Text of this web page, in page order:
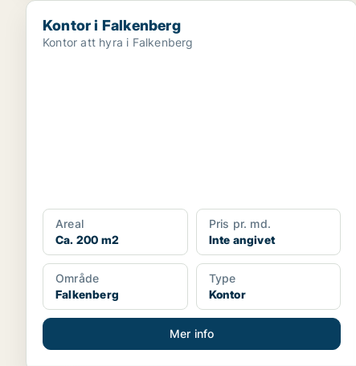
Kontor i Falkenberg
Kontor i Falkenberg
Kontor att hyra i Falkenberg
Areal
Ca. 200 m2
Pris pr. md.
Inte angivet
Område
Falkenberg
Type
Kontor
Mer info